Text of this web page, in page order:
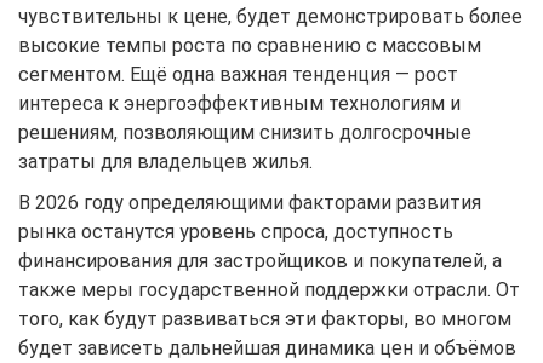
чувствительны к цене, будет демонстрировать более
высокие темпы роста по сравнению с массовым
сегментом. Ещё одна важная тенденция — рост
интереса к энергоэффективным технологиям и
решениям, позволяющим снизить долгосрочные
затраты для владельцев жилья.
В 2026 году определяющими факторами развития
рынка останутся уровень спроса, доступность
финансирования для застройщиков и покупателей, а
также меры государственной поддержки отрасли. От
того, как будут развиваться эти факторы, во многом
будет зависеть дальнейшая динамика цен и объёмов